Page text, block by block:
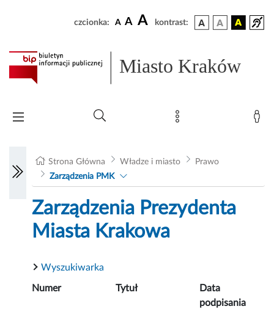
czcionka: A A A kontrast:
Miasto Kraków
Strona Główna Władze i miasto
Prawo
Zarządzenia PMK
Zarządzenia Prezydenta
Miasta Krakowa
Wyszukiwarka
Numer Tytuł
Data
podpisania